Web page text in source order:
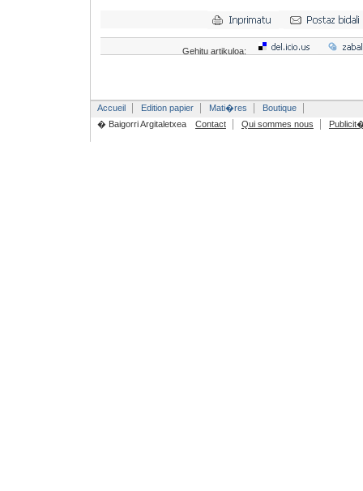
Gehitu artikuloa:
Accueil Edition papier Mati�res
Boutique
� Baigorri Argitaletxea
Contact Qui sommes nous